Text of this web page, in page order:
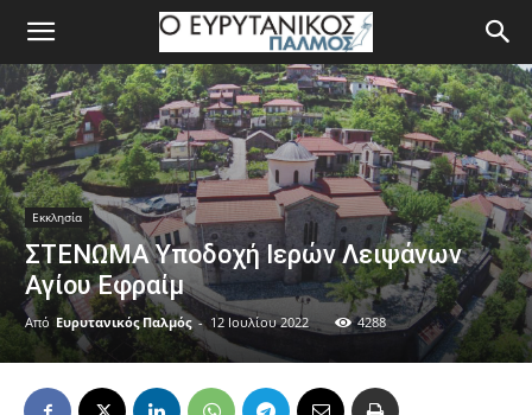
Εκκλησία
ΣΤΕΝΩΜΑ Υποδοχή Ιερών Λειψάνων
Αγίου Εφραίμ
Από Ευρυτανικός Παλμός - 12 Ιουλίου 2022 4288